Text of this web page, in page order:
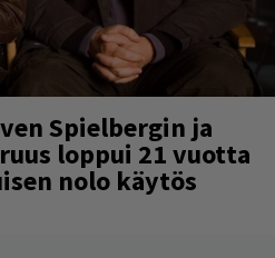
Spielbergin ja
loppui 21 vuotta
nolo käytös